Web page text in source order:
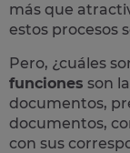
más que
estos procesos
Pero, ¿cuáles
funciones son
documentos,
documentos,
con sus